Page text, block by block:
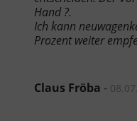
Hand ?.
Ich kann
Prozent weiter
Claus Fröba -